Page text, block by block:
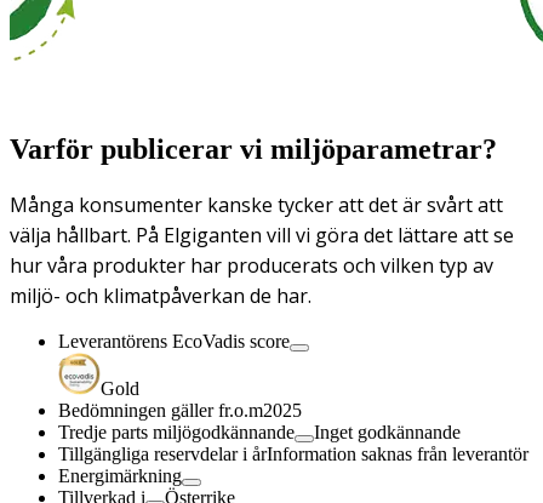
Varför publicerar vi miljöparametrar?
Många konsumenter kanske tycker att det är svårt att
välja hållbart. På Elgiganten vill vi göra det lättare att se
hur våra produkter har producerats och vilken typ av
miljö- och klimatpåverkan de har.
Leverantörens EcoVadis score
Gold
Bedömningen gäller fr.o.m2025
Tredje parts miljögodkännande
Inget godkännande
Tillgängliga reservdelar i årInformation saknas från leverantör
Energimärkning
Tillverkad i
Österrike